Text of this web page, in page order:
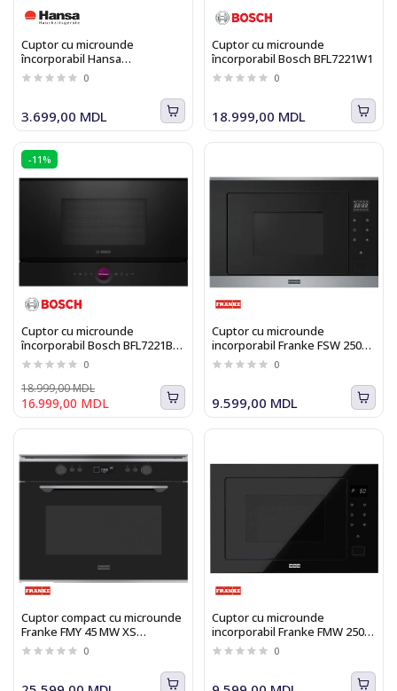
Cuptor cu microunde
încorporabil Hansa
AMGB20M1BH
0
3.699,00 MDL
Cuptor cu microunde
încorporabil Bosch BFL7221W1
0
18.999,00 MDL
-11%
Cuptor cu microunde
încorporabil Bosch BFL7221B1
Seria I 8
0
16.999,00 MDL
18.999,00 MDL
Cuptor cu microunde
incorporabil Franke FSW 250
MW XS 131.0627.471
0
9.599,00 MDL
Cuptor compact cu microunde
Franke FMY 45 MW XS
131.0606.105
0
Cuptor cu microunde
incorporabil Franke FMW 250
CR2 G BK 131.0391.304
0